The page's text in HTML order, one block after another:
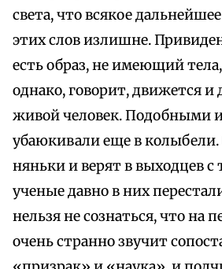
света, что всякое
этих слов излишне.
есть образ, не имеющий
однако, говорит, движется и
живой человек. Подобными
убаюкивали еще в колыбели.
няньки и верят в выходцев с
ученые давно в них
нельзя не сознаться, что на
очень странно звучит